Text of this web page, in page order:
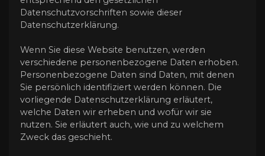
Datenschutzvorschriften sowie dieser
Datenschutzerklärung.
Wenn Sie diese Website benutzen, werden
verschiedene personenbezogene Daten erhoben.
Personenbezogene Daten sind Daten, mit denen
Sie persönlich identifiziert werden können. Die
vorliegende Datenschutzerklärung erläutert,
welche Daten wir erheben und wofür wir sie
nutzen. Sie erläutert auch, wie und zu welchem
Zweck das geschieht.